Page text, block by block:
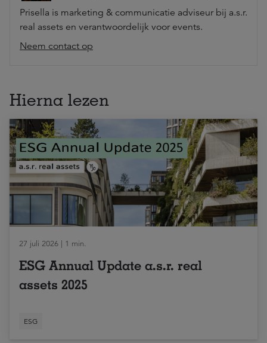
Prisella is marketing & communicatie adviseur bij a.s.r.
real assets en verantwoordelijk voor events.
Neem contact op
Hierna lezen
27 juli 2026 | 1 min.
ESG Annual Update a.s.r. real
assets 2025
ESG